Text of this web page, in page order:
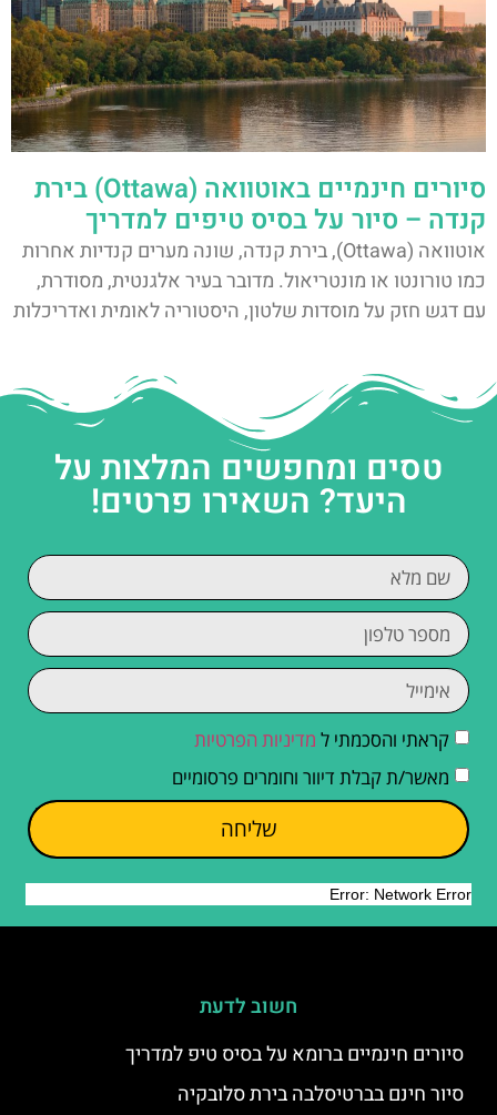
סיורים חינמיים באוטוואה (Ottawa) בירת
קנדה – סיור על בסיס טיפים למדריך
אוטוואה (Ottawa), בירת קנדה, שונה מערים קנדיות אחרות
כמו טורונטו או מונטריאול. מדובר בעיר אלגנטית, מסודרת,
עם דגש חזק על מוסדות שלטון, היסטוריה לאומית ואדריכלות
טסים ומחפשים המלצות על
היעד? השאירו פרטים!
קראתי והסכמתי ל מדיניות הפרטיות
מאשר/ת קבלת דיוור וחומרים פרסומיים
שליחה
חשוב לדעת
סיורים חינמיים ברומא על בסיס טיפ למדריך
סיור חינם בברטיסלבה בירת סלובקיה